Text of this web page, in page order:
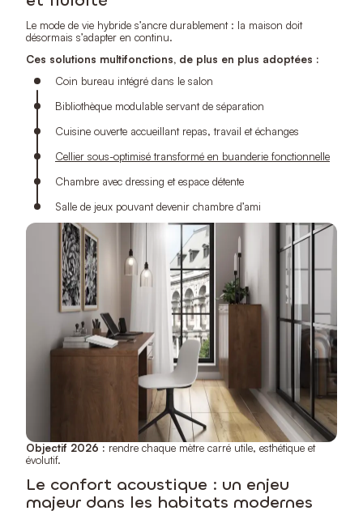
Le mode de vie hybride s’ancre durablement : la maison doit
désormais s’adapter en continu.
Ces solutions multifonctions, de plus en plus adoptées :
Coin bureau intégré dans le salon
Bibliothèque modulable servant de séparation
Cuisine ouverte accueillant repas, travail et échanges
Cellier sous-optimisé transformé en buanderie fonctionnelle
Chambre avec dressing et espace détente
Salle de jeux pouvant devenir chambre d’ami
Objectif 2026 : rendre chaque mètre carré utile, esthétique et
évolutif.
Le confort acoustique : un enjeu
majeur dans les habitats modernes